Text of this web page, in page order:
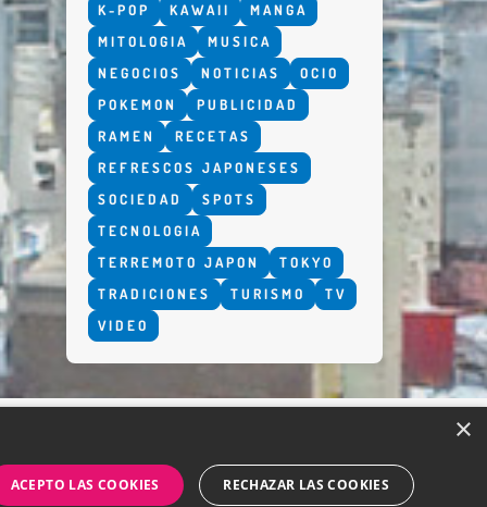
K-POP
KAWAII
MANGA
MITOLOGIA
MUSICA
NEGOCIOS
NOTICIAS
OCIO
POKEMON
PUBLICIDAD
RAMEN
RECETAS
REFRESCOS JAPONESES
SOCIEDAD
SPOTS
TECNOLOGIA
TERREMOTO JAPON
TOKYO
TRADICIONES
TURISMO
TV
VIDEO
×
ACEPTO LAS COOKIES RECHAZAR LAS COOKIES